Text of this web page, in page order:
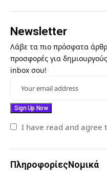
Newsletter
Λάβε τα πιο πρόσφατα
προσφορές για
inbox σου!
I have read and agree
ΠληροφορίεςΝομικά